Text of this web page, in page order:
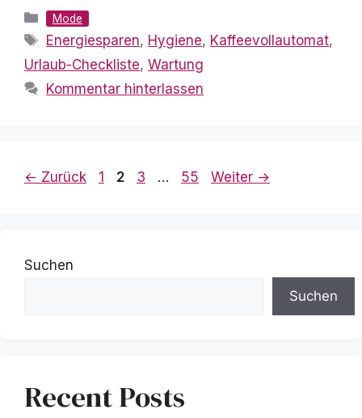
Kategorien
Mode
Schlagwörter
Energiesparen, Hygiene, Kaffeevollautomat,
Urlaub-Checkliste, Wartung
Kommentar hinterlassen
← Zurück Seite
1 Seite
2 Seite
3 … Seite
55 Weiter →
Suchen
Suchen
Recent Posts